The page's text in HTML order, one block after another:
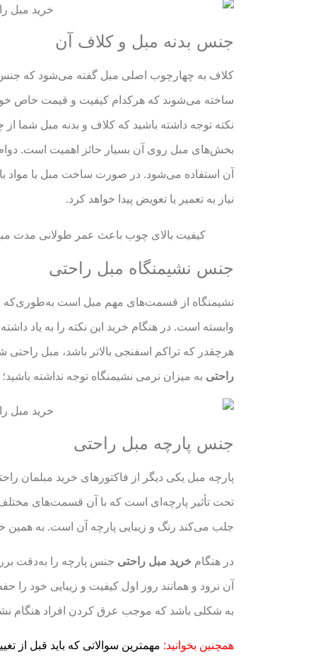
جنس بدنه مبل و کلاف آن
کلاف به چهارچوب اصلی مبل گفته می‌شود که جنس
ساخته می‌شوند که هرکدام کیفیت و قیمت خاص خود
نکته توجه داشته باشید که کلاف و بدنه مبل
بخش‌های مبل روی آن بسیار حائز اهمیت است.
آن استفاده می‌شود. در صورت ساخت مبل با مواد
نیاز به تعمیر یا تعویض پیدا خواهد کرد.
کیفیت بالای چوب باعث عمر طولانی مدت
جنس نشیمنگاه مبل راحتی
نشیمنگاه از قسمت‌های مهم مبل است به‌طوری‌که
وابسته است. در هنگام خرید این نکته را به یاد
هرچقدر که تراکم اسفنجی بالاتر باشد، مبل راحتی
راحتی به میزان نرمی نشیمنگاه توجه نداشته
جنس پارچه مبل راحتی
پارچه مبل یکی دیگر از فاکتورهای خرید مبلمان
تحت تأثیر پارچه‌ای است که با آن قسمت‌های
جلب می‌کند رنگ و زیبایی پارچه آن است. به همین
در هنگام خرید مبل راحتی جنس پارچه را به‌دقت
آن نرود و همانند روز اول کیفیت و زیبایی خود را
به شکلی باشد که موجب عرق کردن افراد هنگام
همچنین بخوانید: مهمترین سوالاتی که باید قبل از